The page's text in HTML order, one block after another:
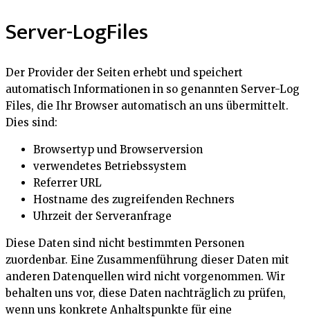
Server-LogFiles
Der Provider der Seiten erhebt und speichert
automatisch Informationen in so genannten Server-Log
Files, die Ihr Browser automatisch an uns übermittelt.
Dies sind:
Browsertyp und Browserversion
verwendetes Betriebssystem
Referrer URL
Hostname des zugreifenden Rechners
Uhrzeit der Serveranfrage
Diese Daten sind nicht bestimmten Personen
zuordenbar. Eine Zusammenführung dieser Daten mit
anderen Datenquellen wird nicht vorgenommen. Wir
behalten uns vor, diese Daten nachträglich zu prüfen,
wenn uns konkrete Anhaltspunkte für eine